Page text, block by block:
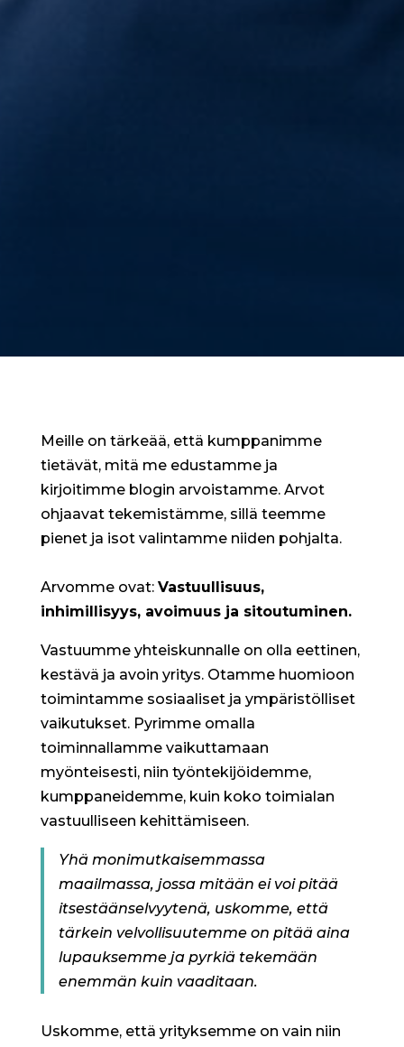
Meille on tärkeää, että kumppanimme
tietävät, mitä me edustamme ja
kirjoitimme blogin arvoistamme. Arvot
ohjaavat tekemistämme, sillä teemme
pienet ja isot valintamme niiden pohjalta.
Arvomme ovat: Vastuullisuus,
inhimillisyys, avoimuus ja sitoutuminen.
Vastuumme yhteiskunnalle on olla eettinen,
kestävä ja avoin yritys. Otamme huomioon
toimintamme sosiaaliset ja ympäristölliset
vaikutukset. Pyrimme omalla
toiminnallamme vaikuttamaan
myönteisesti, niin työntekijöidemme,
kumppaneidemme, kuin koko toimialan
vastuulliseen kehittämiseen.
Yhä monimutkaisemmassa
maailmassa, jossa mitään ei voi pitää
itsestäänselvyytenä, uskomme, että
tärkein velvollisuutemme on pitää aina
lupauksemme ja pyrkiä tekemään
enemmän kuin vaaditaan.
Uskomme, että yrityksemme on vain niin